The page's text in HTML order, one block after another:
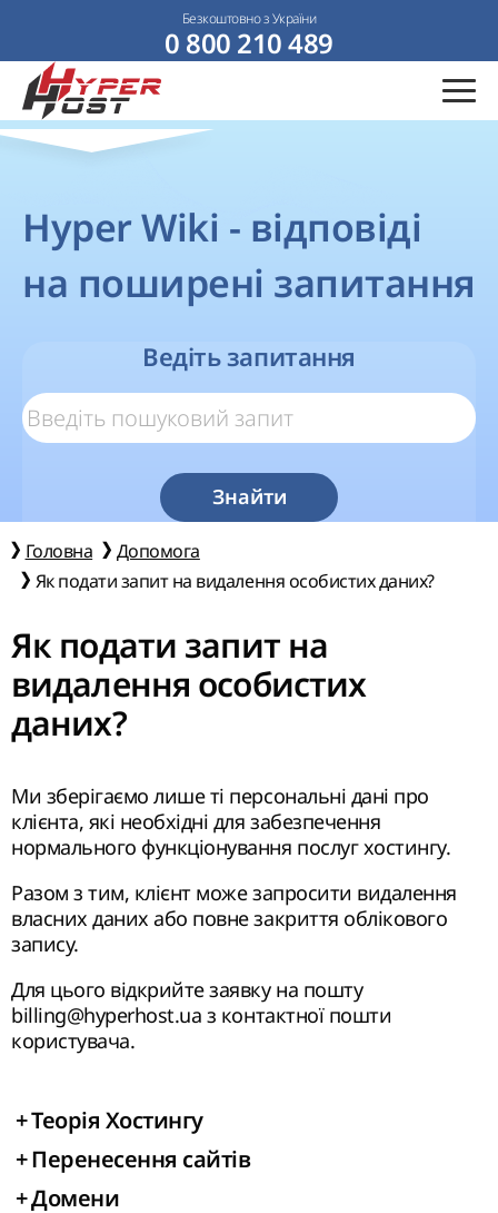
Безкоштовно з України
0 800 210 489
Hyper Wiki - відповіді
на поширені запитання
Ведіть запитання
Знайти
Головна
Допомога
Як подати запит на видалення особистих даних?
+Теорія Хостингу
+Перенесення сайтів
+Домени
Як подати запит на
видалення особистих
даних?
Ми зберігаємо лише ті персональні дані про
клієнта, які необхідні для забезпечення
нормального функціонування послуг хостингу.
Разом з тим, клієнт може запросити видалення
власних даних або повне закриття облікового
запису.
Для цього відкрийте заявку на пошту
billing@hyperhost.ua з контактної пошти
користувача.